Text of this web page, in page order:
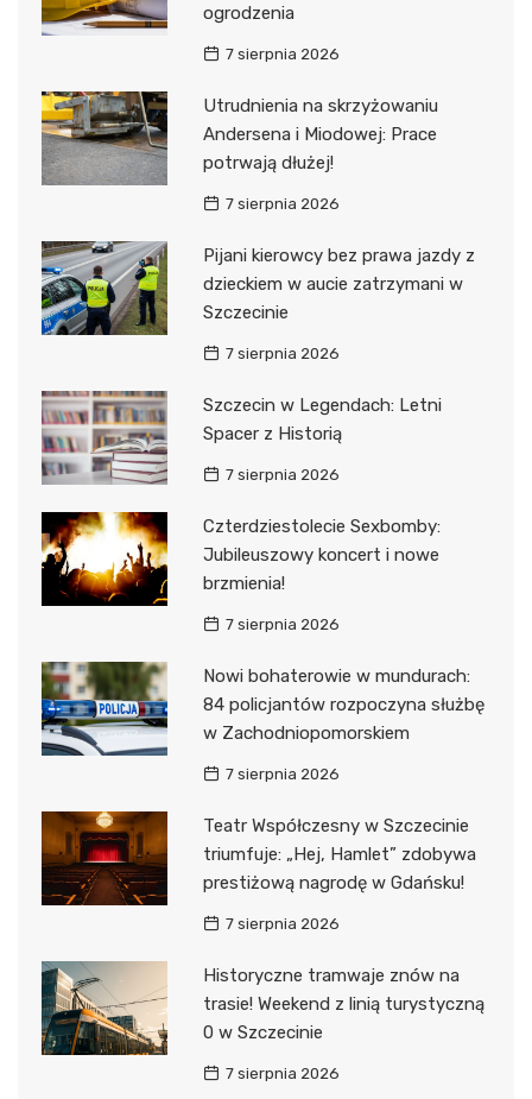
ogrodzenia
7 sierpnia 2026
Utrudnienia na skrzyżowaniu
Andersena i Miodowej: Prace
potrwają dłużej!
7 sierpnia 2026
Pijani kierowcy bez prawa jazdy z
dzieckiem w aucie zatrzymani w
Szczecinie
7 sierpnia 2026
Szczecin w Legendach: Letni
Spacer z Historią
7 sierpnia 2026
Czterdziestolecie Sexbomby:
Jubileuszowy koncert i nowe
brzmienia!
7 sierpnia 2026
Nowi bohaterowie w mundurach:
84 policjantów rozpoczyna służbę
w Zachodniopomorskiem
7 sierpnia 2026
Teatr Współczesny w Szczecinie
triumfuje: „Hej, Hamlet” zdobywa
prestiżową nagrodę w Gdańsku!
7 sierpnia 2026
Historyczne tramwaje znów na
trasie! Weekend z linią turystyczną
0 w Szczecinie
7 sierpnia 2026